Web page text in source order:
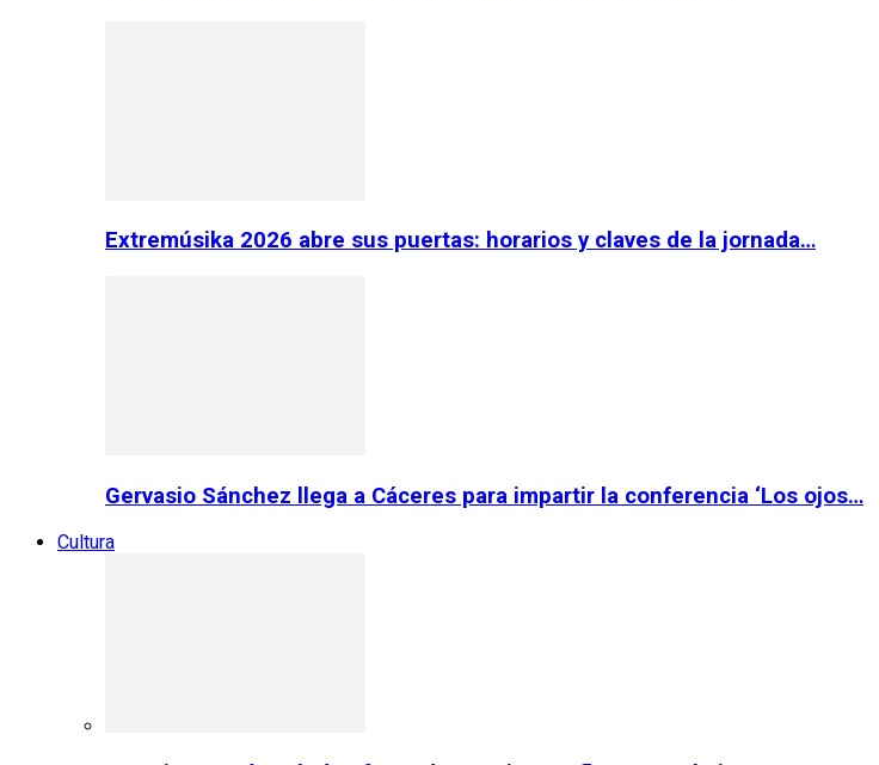
Extremúsika 2026 abre sus puertas: horarios y claves de la jornada…
Gervasio Sánchez llega a Cáceres para impartir la conferencia ‘Los ojos…
Cultura